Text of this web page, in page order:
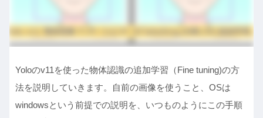
Yoloのv11を使った物体認識の追加学習（Fine tuning)の方
法を説明していきます。自前の画像を使うこと、OSは
windowsという前提での説明を、いつものようにこの手順